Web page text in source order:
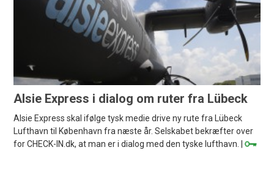
Alsie Express i dialog om ruter fra Lübeck
Alsie Express skal ifølge tysk medie drive ny rute fra Lübeck
Lufthavn til København fra næste år. Selskabet bekræfter over
for CHECK-IN.dk, at man er i dialog med den tyske lufthavn. |